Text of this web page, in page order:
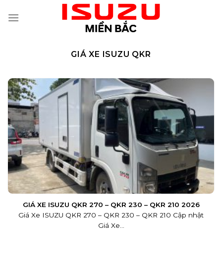
GIÁ XE ISUZU QKR
GIÁ XE ISUZU QKR 270 – QKR 230 – QKR 210 2026
Giá Xe ISUZU QKR 270 – QKR 230 – QKR 210 Cập nhật
Giá Xe...